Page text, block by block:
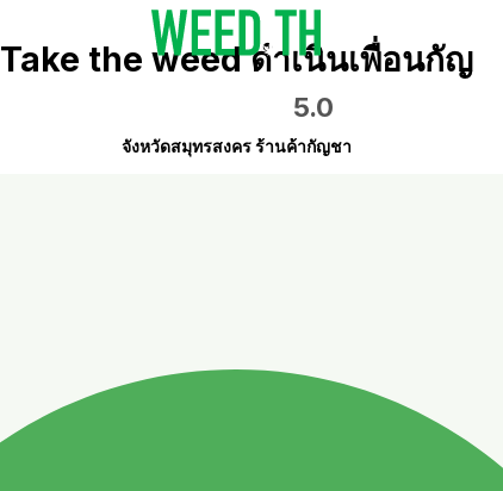
Take the weed ดำเนินเพื่อนกัญ
5.0
จังหวัดสมุทรสงคร ร้านค้ากัญชา